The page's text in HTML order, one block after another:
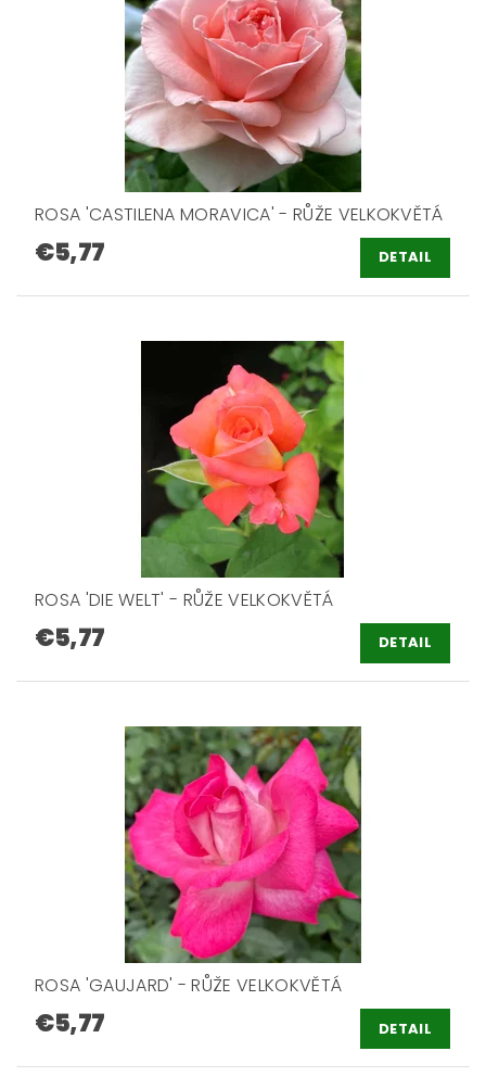
ROSA 'CASTILENA MORAVICA' - RŮŽE VELKOKVĚTÁ
€5,77 DETAIL
ROSA 'DIE WELT' - RŮŽE VELKOKVĚTÁ
€5,77 DETAIL
ROSA 'GAUJARD' - RŮŽE VELKOKVĚTÁ
€5,77 DETAIL